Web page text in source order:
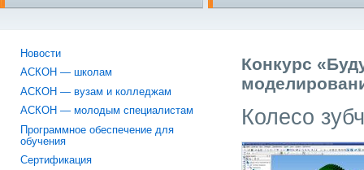
Новости
АСКОН — школам
АСКОН — вузам и колледжам
АСКОН — молодым специалистам
Программное обеспечение для
обучения
Сертификация
Конкурс
Колесо